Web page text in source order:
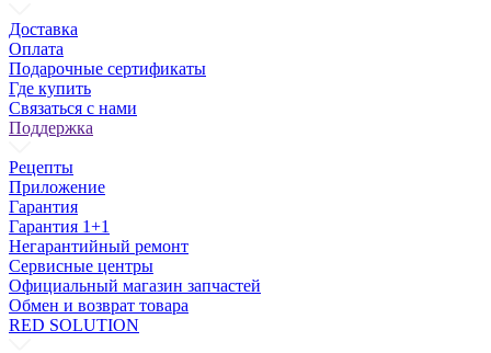
Доставка
Оплата
Подарочные сертификаты
Где купить
Связаться с нами
Поддержка
Рецепты
Приложение
Гарантия
Гарантия 1+1
Негарантийный ремонт
Сервисные центры
Официальный магазин запчастей
Обмен и возврат товара
RED SOLUTION